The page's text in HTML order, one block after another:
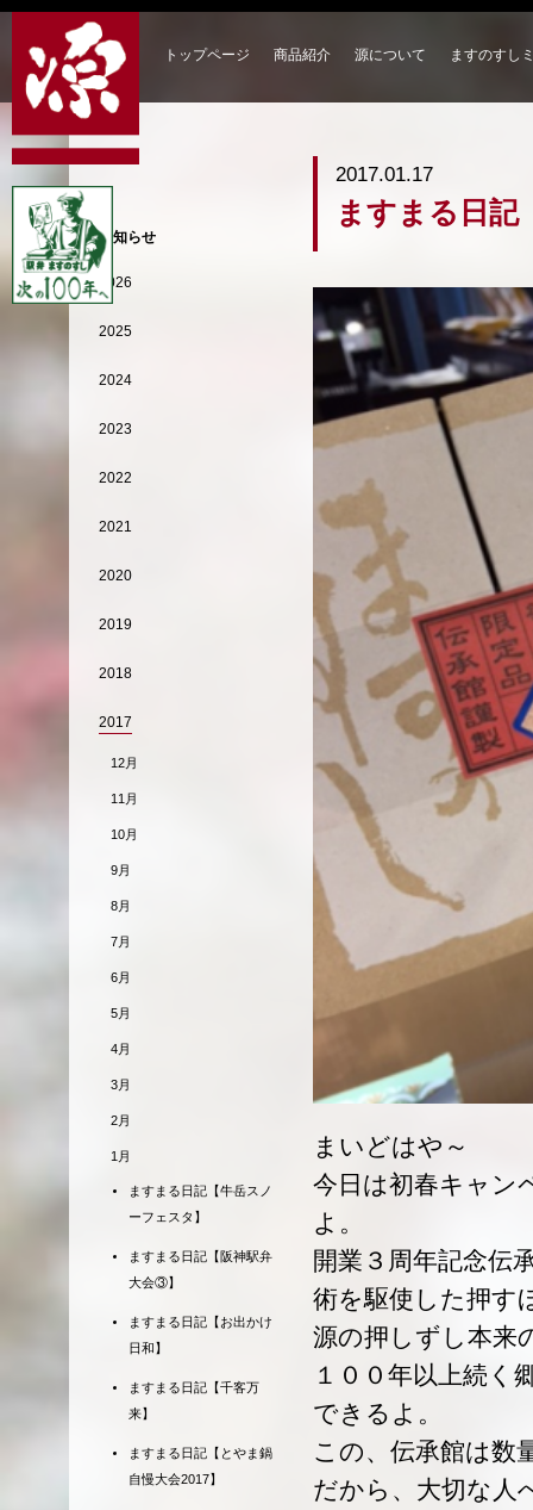
トップページ 商品紹介 源について ますのすし
2017.01.17
ますまる日記
まいどはや～
今日は初春キャン
よ。
開業３周年記念伝
術を駆使した押す
源の押しずし本来
１００年以上続く
できるよ。
この、伝承館は数
だから、大切な人
お知らせ
2026
2025
2024
2023
2022
2021
2020
2019
2018
2017
12月
11月
10月
9月
8月
7月
6月
5月
4月
3月
2月
1月
ますまる日記【牛岳スノ
ーフェスタ】
ますまる日記【阪神駅弁
大会③】
ますまる日記【お出かけ
日和】
ますまる日記【千客万
来】
ますまる日記【とやま鍋
自慢大会2017】